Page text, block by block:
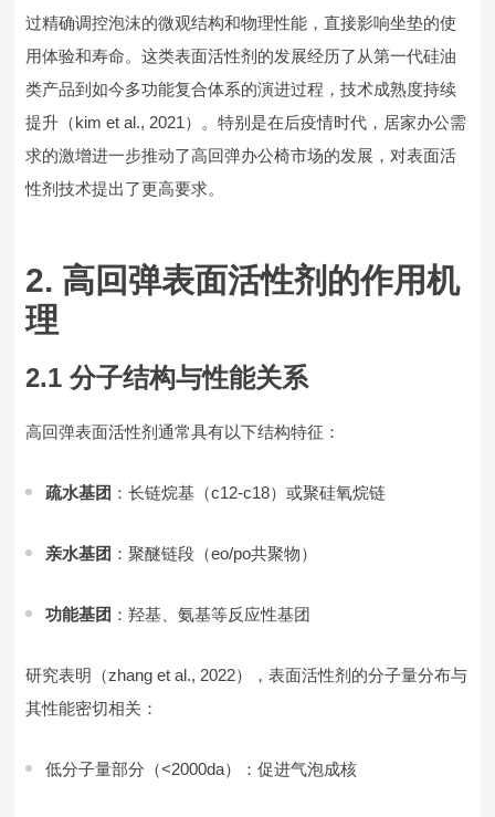
过精确调控泡沫的微观结构和物理性能，直接影响坐垫的使
用体验和寿命。这类表面活性剂的发展经历了从第一代硅油
类产品到如今多功能复合体系的演进过程，技术成熟度持续
提升（kim et al., 2021）。特别是在后疫情时代，居家办公需
求的激增进一步推动了高回弹办公椅市场的发展，对表面活
性剂技术提出了更高要求。
2. 高回弹表面活性剂的作用机
理
2.1 分子结构与性能关系
高回弹表面活性剂通常具有以下结构特征：
疏水基团 ：长链烷基（c12-c18）或聚硅氧烷链
亲水基团 ：聚醚链段（eo/po共聚物）
功能基团 ：羟基、氨基等反应性基团
研究表明（zhang et al., 2022），表面活性剂的分子量分布与
其性能密切相关：
低分子量部分（<2000da）：促进气泡成核